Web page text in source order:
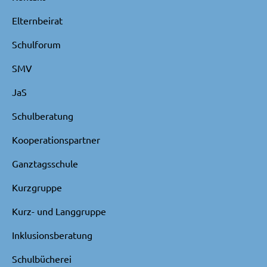
Elternbeirat
Schulforum
SMV
JaS
Schulberatung
Kooperationspartner
Ganztagsschule
Kurzgruppe
Kurz- und Langgruppe
Inklusionsberatung
Schulbücherei